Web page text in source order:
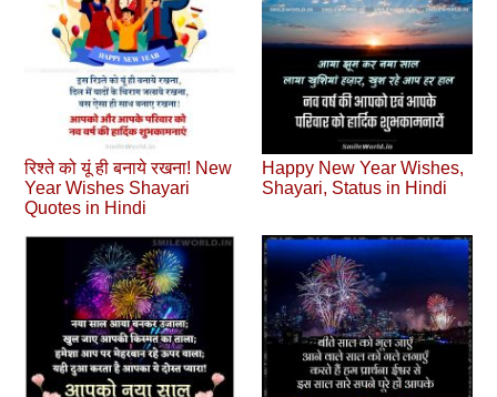
रिश्ते को यूं ही बनाये रखना! New
Year Wishes Shayari
Quotes in Hindi
Happy New Year Wishes,
Shayari, Status in Hindi